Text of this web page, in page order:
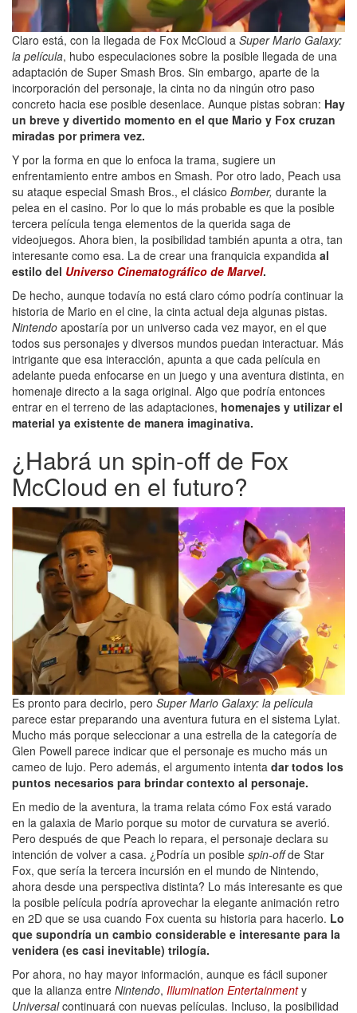
Claro está, con la llegada de Fox McCloud a Super Mario Galaxy:
la película, hubo especulaciones sobre la posible llegada de una
adaptación de Super Smash Bros. Sin embargo, aparte de la
incorporación del personaje, la cinta no da ningún otro paso
concreto hacia ese posible desenlace. Aunque pistas sobran: Hay
un breve y divertido momento en el que Mario y Fox cruzan
miradas por primera vez.
Y por la forma en que lo enfoca la trama, sugiere un
enfrentamiento entre ambos en Smash. Por otro lado, Peach usa
su ataque especial Smash Bros., el clásico Bomber, durante la
pelea en el casino. Por lo que lo más probable es que la posible
tercera película tenga elementos de la querida saga de
videojuegos. Ahora bien, la posibilidad también apunta a otra, tan
interesante como esa. La de crear una franquicia expandida al
estilo del Universo Cinematográfico de Marvel.
De hecho, aunque todavía no está claro cómo podría continuar la
historia de Mario en el cine, la cinta actual deja algunas pistas.
Nintendo apostaría por un universo cada vez mayor, en el que
todos sus personajes y diversos mundos puedan interactuar. Más
intrigante que esa interacción, apunta a que cada película en
adelante pueda enfocarse en un juego y una aventura distinta, en
homenaje directo a la saga original. Algo que podría entonces
entrar en el terreno de las adaptaciones, homenajes y utilizar el
material ya existente de manera imaginativa.
¿Habrá un spin-off de Fox
McCloud en el futuro?
Es pronto para decirlo, pero Super Mario Galaxy: la película
parece estar preparando una aventura futura en el sistema Lylat.
Mucho más porque seleccionar a una estrella de la categoría de
Glen Powell parece indicar que el personaje es mucho más un
cameo de lujo. Pero además, el argumento intenta dar todos los
puntos necesarios para brindar contexto al personaje.
En medio de la aventura, la trama relata cómo Fox está varado
en la galaxia de Mario porque su motor de curvatura se averió.
Pero después de que Peach lo repara, el personaje declara su
intención de volver a casa. ¿Podría un posible spin-offde Star
Fox, que sería la tercera incursión en el mundo de Nintendo,
ahora desde una perspectiva distinta? Lo más interesante es que
la posible película podría aprovechar la elegante animación retro
en 2D que se usa cuando Fox cuenta su historia para hacerlo. Lo
que supondría un cambio considerable e interesante para la
venidera (es casi inevitable) trilogía.
Por ahora, no hay mayor información, aunque es fácil suponer
que la alianza entre Nintendo, Illumination Entertainmenty
Universalcontinuará con nuevas películas. Incluso, la posibilidad